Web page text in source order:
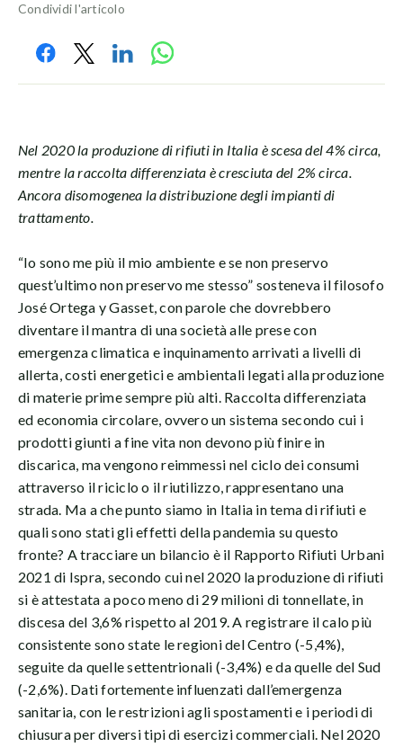
Condividi l'articolo
Nel 2020 la produzione di rifiuti in Italia è scesa del 4% circa,
mentre la raccolta differenziata è cresciuta del 2% circa.
Ancora disomogenea la distribuzione degli impianti di
trattamento.
“Io sono me più il mio ambiente e se non preservo
quest’ultimo non preservo me stesso” sosteneva il filosofo
José Ortega y Gasset, con parole che dovrebbero
diventare il mantra di una società alle prese con
emergenza climatica e inquinamento arrivati a livelli di
allerta, costi energetici e ambientali legati alla produzione
di materie prime sempre più alti. Raccolta differenziata
ed economia circolare, ovvero un sistema secondo cui i
prodotti giunti a fine vita non devono più finire in
discarica, ma vengono reimmessi nel ciclo dei consumi
attraverso il riciclo o il riutilizzo, rappresentano una
strada. Ma a che punto siamo in Italia in tema di rifiuti e
quali sono stati gli effetti della pandemia su questo
fronte? A tracciare un bilancio è il Rapporto Rifiuti Urbani
2021 di Ispra, secondo cui nel 2020 la produzione di rifiuti
si è attestata a poco meno di 29 milioni di tonnellate, in
discesa del 3,6% rispetto al 2019. A registrare il calo più
consistente sono state le regioni del Centro (-5,4%),
seguite da quelle settentrionali (-3,4%) e da quelle del Sud
(-2,6%). Dati fortemente influenzati dall’emergenza
sanitaria, con le restrizioni agli spostamenti e i periodi di
chiusura per diversi tipi di esercizi commerciali. Nel 2020